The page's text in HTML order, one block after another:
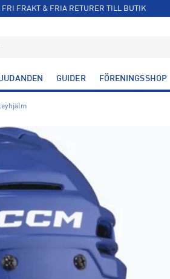
FRI FRAKT & FRIA RETURER TILL BUTIK
GUIDER FÖRENINGSSHOP